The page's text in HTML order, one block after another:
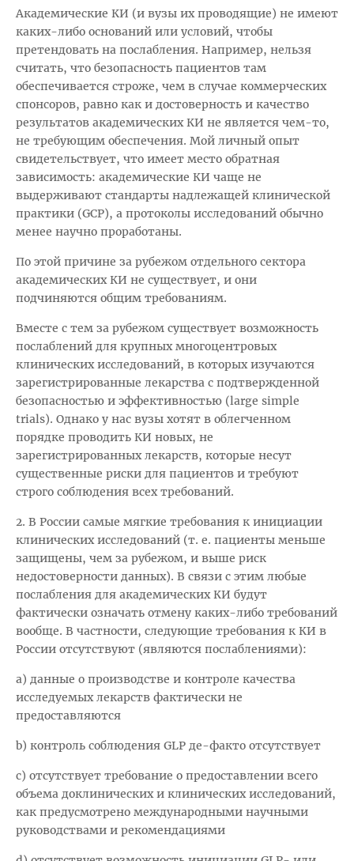
Академические КИ (и вузы их проводящие) не имеют
каких-либо оснований или условий, чтобы
претендовать на послабления. Например, нельзя
считать, что безопасность пациентов там
обеспечивается строже, чем в случае коммерческих
спонсоров, равно как и достоверность и качество
результатов академических КИ не является чем-то,
не требующим обеспечения. Мой личный опыт
свидетельствует, что имеет место обратная
зависимость: академические КИ чаще не
выдерживают стандарты надлежащей клинической
практики (GCP), а протоколы исследований обычно
менее научно проработаны.
По этой причине за рубежом отдельного сектора
академических КИ не существует, и они
подчиняются общим требованиям.
Вместе с тем за рубежом существует возможность
послаблений для крупных многоцентровых
клинических исследований, в которых изучаются
зарегистрированные лекарства с подтвержденной
безопасностью и эффективностью (large simple
trials). Однако у нас вузы хотят в облегченном
порядке проводить КИ новых, не
зарегистрированных лекарств, которые несут
существенные риски для пациентов и требуют
строго соблюдения всех требований.
2. В России самые мягкие требования к инициации
клинических исследований (т. е. пациенты меньше
защищены, чем за рубежом, и выше риск
недостоверности данных). В связи с этим любые
послабления для академических КИ будут
фактически означать отмену каких-либо требований
вообще. В частности, следующие требования к КИ в
России отсутствуют (являются послаблениями):
a) данные о производстве и контроле качества
исследуемых лекарств фактически не
предоставляются
b) контроль соблюдения GLP де-факто отсутствует
c) отсутствует требование о предоставлении всего
объема доклинических и клинических исследований,
как предусмотрено международными научными
руководствами и рекомендациями